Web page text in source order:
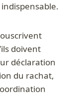
doivent
déclaration
du rachat,